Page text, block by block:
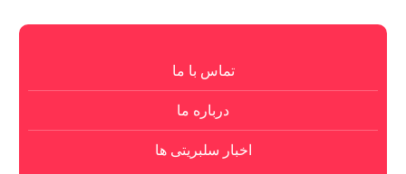
تماس با ما
درباره ما
اخبار سلبریتی ها